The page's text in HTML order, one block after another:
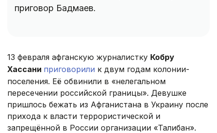
приговор Бадмаев.
13 февраля афганскую журналистку Кобру
Хассани приговорили к двум годам колонии-
поселения. Её обвинили в «нелегальном
пересечении российской границы». Девушке
пришлось бежать из Афганистана в Украину после
прихода к власти террористической и
запрещённой в России организации «Талибан».